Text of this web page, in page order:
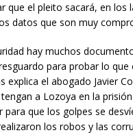
que el pleito sacará, en los
datos que son muy
hay muchos
para probar lo que
explica el abogado Javier
a Lozoya en la
que los golpes se
los robos y las